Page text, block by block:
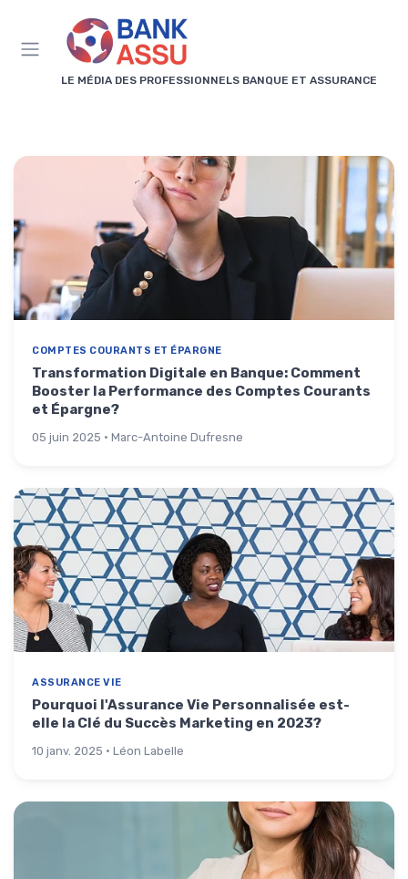
LE MÉDIA DES PROFESSIONNELS BANQUE ET ASSURANCE
COMPTES COURANTS ET ÉPARGNE
Transformation Digitale en Banque: Comment
Booster la Performance des Comptes Courants
et Épargne?
05 juin 2025 · Marc-Antoine Dufresne
ASSURANCE VIE
Pourquoi l'Assurance Vie Personnalisée est-
elle la Clé du Succès Marketing en 2023?
10 janv. 2025 · Léon Labelle